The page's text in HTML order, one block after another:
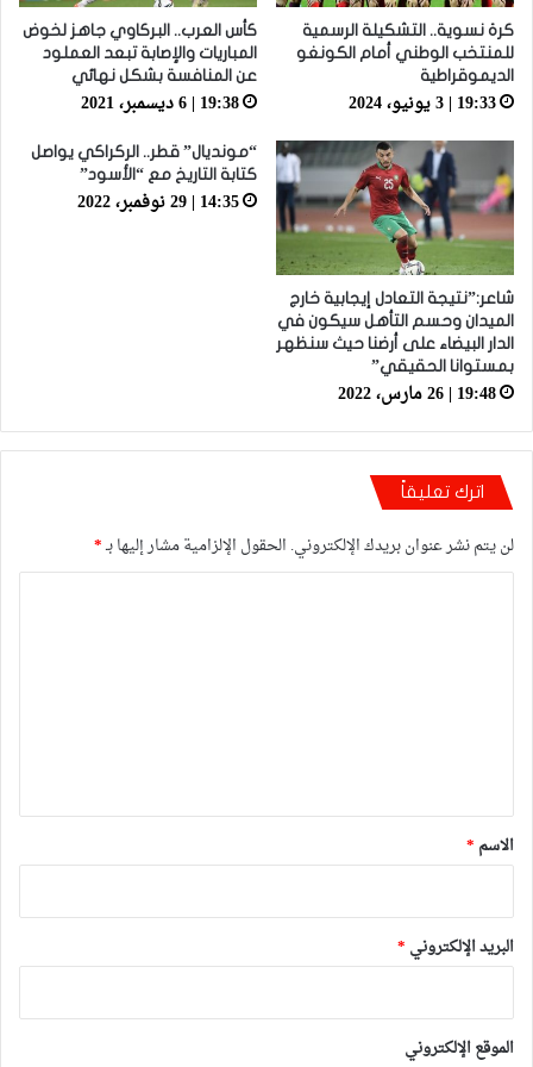
كرة نسوية.. التشكيلة الرسمية
للمنتخب الوطني أمام الكونغو
الديموقراطية
19:33 | 3 يونيو، 2024
كأس العرب.. البركاوي جاهز لخوض
المباريات والإصابة تبعد العملود
عن المنافسة بشكل نهائي
19:38 | 6 ديسمبر، 2021
شاعر:”نتيجة التعادل إيجابية خارج
الميدان وحسم التأهل سيكون في
الدار البيضاء على أرضنا حيث سنظهر
بمستوانا الحقيقي”
19:48 | 26 مارس، 2022
“مونديال” قطر.. الركراكي يواصل
كتابة التاريخ مع “الأسود”
14:35 | 29 نوفمبر، 2022
اترك تعليقاً
لن يتم نشر عنوان بريدك الإلكتروني. الحقول الإلزامية مشار إليها بـ*
*
الاسم *
البريد الإلكتروني *
الموقع الإلكتروني